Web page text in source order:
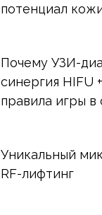
потенциал
Почему УЗИ-
синергия HIFU
правила игры
Уникальный
RF-лифтинг